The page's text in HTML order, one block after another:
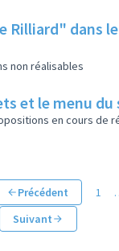
Rilliard" dans
non réalisables
et le menu
en cours de
Précédent 1
Suivant